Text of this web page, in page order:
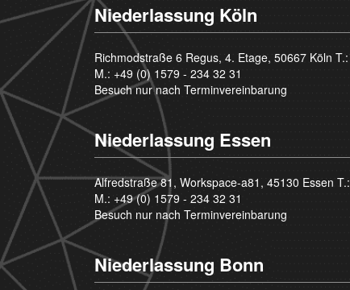
Niederlassung Köln
Richmodstraße 6 Regus, 4. Etage, 50667 Köln T.:
M.: +49 (0) 1579 - 234 32 31
Besuch nur nach Terminvereinbarung
Niederlassung Essen
Alfredstraße 81, Workspace-a81, 45130 Essen T.:
M.: +49 (0) 1579 - 234 32 31
Besuch nur nach Terminvereinbarung
Niederlassung Bonn